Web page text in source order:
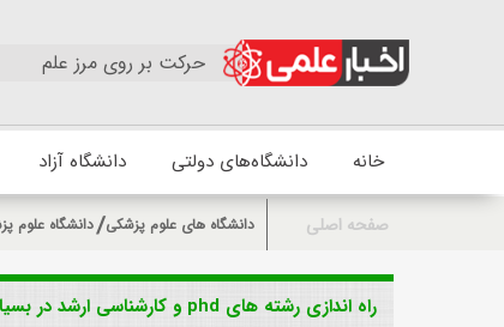
حرکت بر روی مرز علم
خانه دانشگاه‌های دولتی دانشگاه آزاد
صفحه اصلی دانشگاه های علوم پزشکی دانشگاه علوم
راه اندازی رشته های phd و کارشناسی ارشد در بسیاری از گرایش ها از پیشرفتهای دانشگاه علوم پزشکی کرمانشاه است